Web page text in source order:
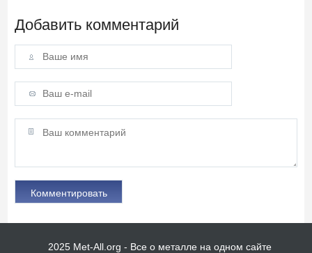
Добавить комментарий
2025 Met-All.org - Все о металле на одном сайте